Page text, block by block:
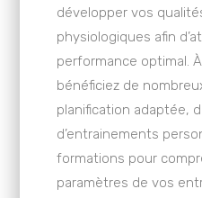
développer vos
physiologiques afin
performance optimal.
bénéficiez de
planification adaptée,
d’entrainements
formations pour
paramètres de vos